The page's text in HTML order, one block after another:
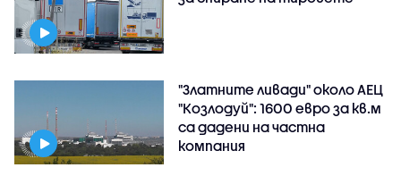
"Златните ливади" около АЕЦ
"Козлодуй": 1600 евро за кв.м
са дадени на частна
компания